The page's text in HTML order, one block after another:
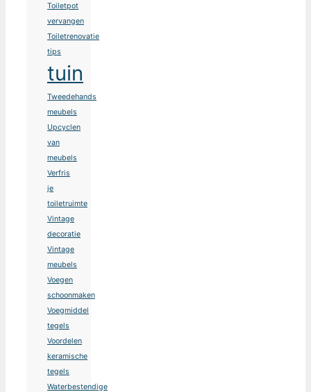
Toiletpot
vervangen
Toiletrenovatie
tips
tuin
Tweedehands
meubels
Upcyclen
van
meubels
Verfris
je
toiletruimte
Vintage
decoratie
Vintage
meubels
Voegen
schoonmaken
Voegmiddel
tegels
Voordelen
keramische
tegels
Waterbestendige